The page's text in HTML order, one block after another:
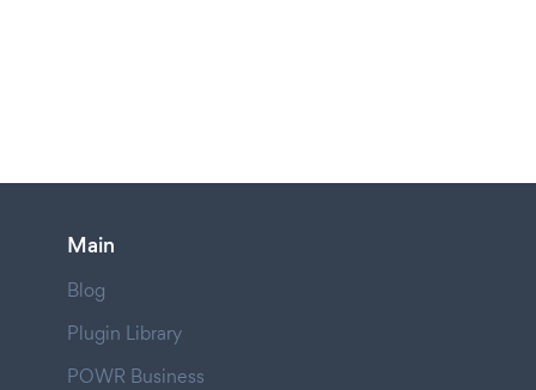
Main
Blog
Plugin Library
POWR Business